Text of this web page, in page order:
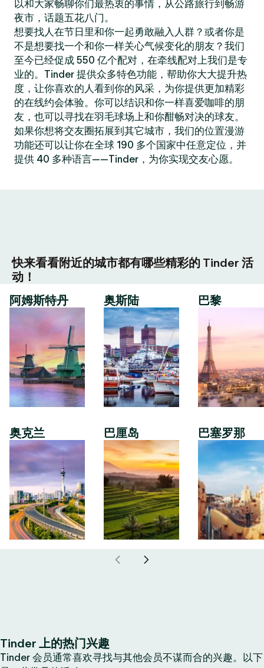
以和大家畅聊你们最热衷的事情，从公路旅行到畅游
夜市，话题五花八门。
想要找人在节日里和你一起勇敢融入人群？或者你是
不是想要找一个和你一样关心气候变化的朋友？我们
至今已经促成 550 亿个配对，在牵线配对上我们是专
业的。Tinder 提供众多特色功能，帮助你大大提升热
度，让你喜欢的人看到你的风采，为你提供更加精彩
的在线约会体验。你可以结识和你一样喜爱咖啡的朋
友，也可以寻找在羽毛球场上和你酣畅对决的球友。
如果你想将交友圈拓展到其它城市，我们的位置漫游
功能还可以让你在全球 190 多个国家中任意定位，并
提供 40 多种语言——Tinder，为你实现交友心愿。
快来看看附近的城市都有哪些精彩的 Tinder 活
动！
阿姆斯特丹
奥克兰
奥斯陆
巴厘岛
巴黎
巴塞罗那
Tinder 上的热门兴趣
Tinder 会员通常喜欢寻找与其他会员不谋而合的兴趣。以下